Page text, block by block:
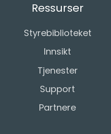
Ressurser
Styrebiblioteket
Innsikt
Tjenester
Support
Partnere